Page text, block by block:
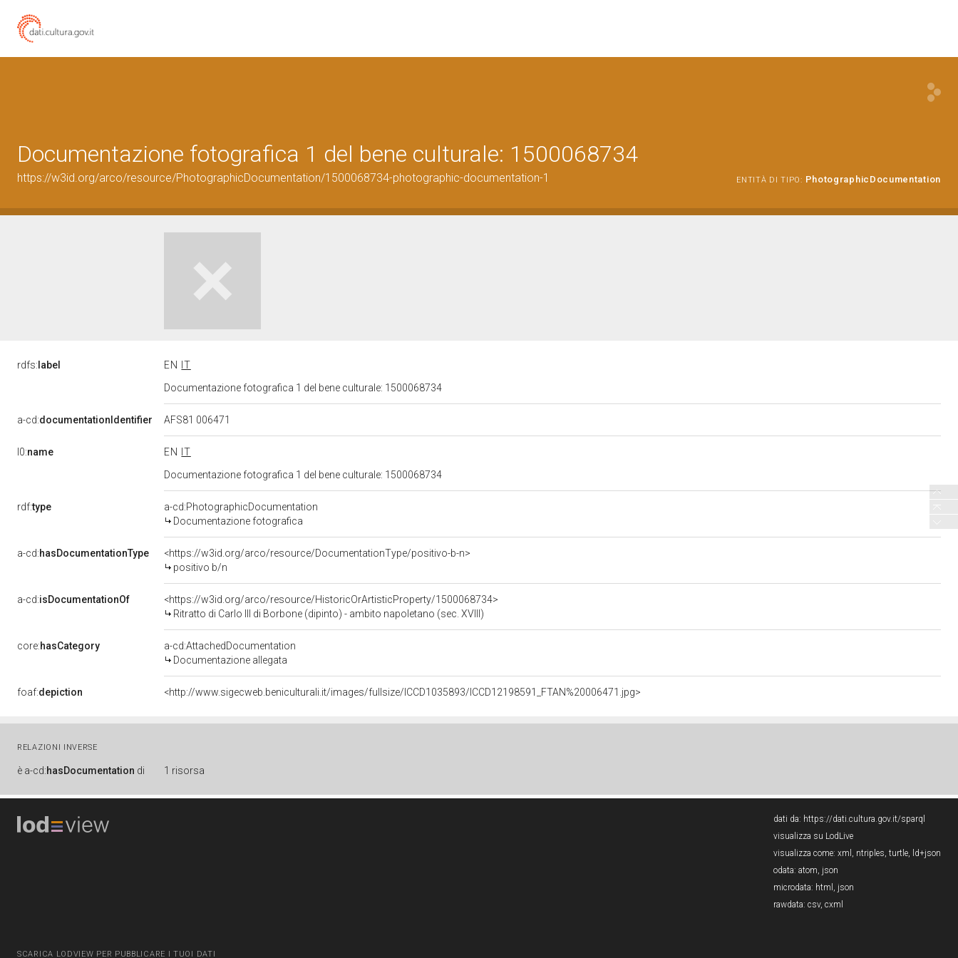
Documentazione fotografica 1 del bene culturale: 1500068734
https://w3id.org/arco/resource/PhotographicDocumentation/1500068734-photographic-documentation-1 ENTITÀ DI TIPO: PhotographicDocumentation
rdfs: label EN
IT
Documentazione fotografica 1 del bene culturale: 1500068734
a-cd:documentationIdentifier AFS81 006471
l0:name EN
IT
Documentazione fotografica 1 del bene culturale: 1500068734
rdf:type
a-cd:PhotographicDocumentation
Documentazione fotografica
a-cd:hasDocumentationType
<https://w3id.org/arco/resource/DocumentationType/positivo-b-n>
positivo b/n
a-cd:isDocumentationOf
<https://w3id.org/arco/resource/HistoricOrArtisticProperty/1500068734>
Ritratto di Carlo III di Borbone (dipinto) - ambito napoletano (sec. XVIII)
core:hasCategory
a-cd:AttachedDocumentation
Documentazione allegata
foaf:depiction <http://www.sigecweb.beniculturali.it/images/fullsize/ICCD1035893/ICCD12198591_FTAN%20006471.jpg>
RELAZIONI INVERSE
è a-cd:hasDocumentation di 1 risorsa
SCARICA LODVIEW PER PUBBLICARE I TUOI DATI
dati da: https://dati.cultura.gov.it/sparql
visualizza su LodLive
visualizza come: xml , ntriples, turtle, ld+json
odata: atom, json
microdata: html , json
rawdata: csv, cxml